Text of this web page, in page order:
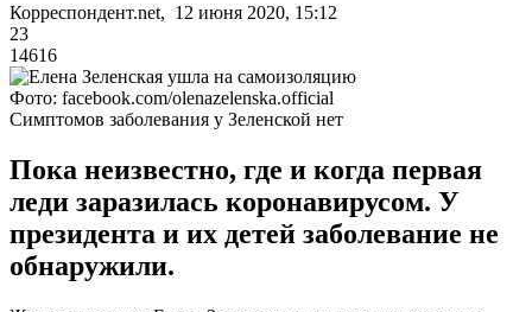
Корреспондент.net, 12 июня 2020, 15:12
23
14616
Фото: facebook.com/olenazelenska.official
Симптомов заболевания у Зеленской нет
Пока неизвестно, где и когда первая
леди заразилась коронавирусом. У
президента и их детей заболевание не
обнаружили.